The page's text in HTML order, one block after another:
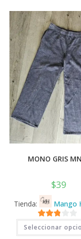
MONO GRIS
$39
Tienda: Mango
2.71
de 5
Seleccionar